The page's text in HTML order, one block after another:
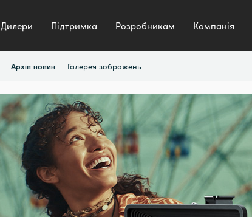
Дилери Підтримка Розробникам Компанія
Архів новин Галерея зображень